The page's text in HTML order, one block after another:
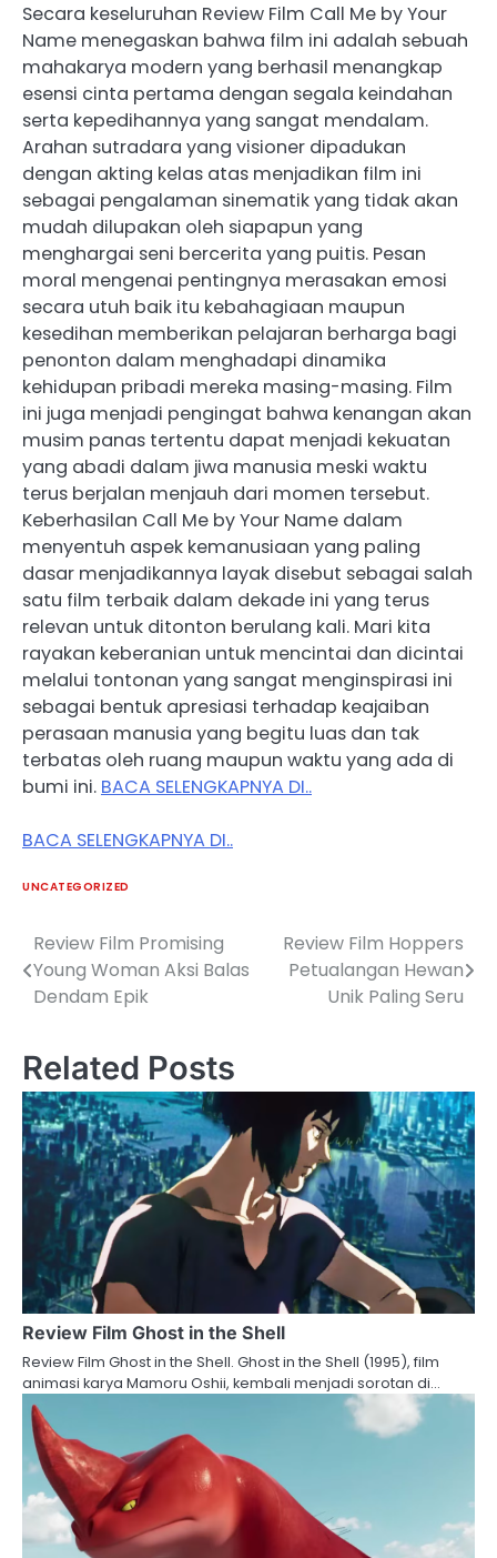
Secara keseluruhan Review Film Call Me by Your
Name menegaskan bahwa film ini adalah sebuah
mahakarya modern yang berhasil menangkap
esensi cinta pertama dengan segala keindahan
serta kepedihannya yang sangat mendalam.
Arahan sutradara yang visioner dipadukan
dengan akting kelas atas menjadikan film ini
sebagai pengalaman sinematik yang tidak akan
mudah dilupakan oleh siapapun yang
menghargai seni bercerita yang puitis. Pesan
moral mengenai pentingnya merasakan emosi
secara utuh baik itu kebahagiaan maupun
kesedihan memberikan pelajaran berharga bagi
penonton dalam menghadapi dinamika
kehidupan pribadi mereka masing-masing. Film
ini juga menjadi pengingat bahwa kenangan akan
musim panas tertentu dapat menjadi kekuatan
yang abadi dalam jiwa manusia meski waktu
terus berjalan menjauh dari momen tersebut.
Keberhasilan Call Me by Your Name dalam
menyentuh aspek kemanusiaan yang paling
dasar menjadikannya layak disebut sebagai salah
satu film terbaik dalam dekade ini yang terus
relevan untuk ditonton berulang kali. Mari kita
rayakan keberanian untuk mencintai dan dicintai
melalui tontonan yang sangat menginspirasi ini
sebagai bentuk apresiasi terhadap keajaiban
perasaan manusia yang begitu luas dan tak
terbatas oleh ruang maupun waktu yang ada di
bumi ini. BACA SELENGKAPNYA DI..
BACA SELENGKAPNYA DI..
UNCATEGORIZED
Post
navigation
Review Film Promising
Young Woman Aksi Balas
Dendam Epik
Review Film Hoppers
Petualangan Hewan
Unik Paling Seru
Related Posts
Review Film Ghost in the Shell
Review Film Ghost in the Shell. Ghost in the Shell (1995), film
animasi karya Mamoru Oshii, kembali menjadi sorotan di…